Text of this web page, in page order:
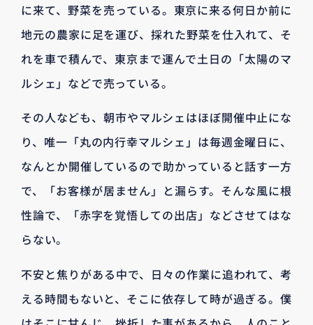
に来て、野菜を売っている。東京に来る何日か前に
地元の農家に足を運び、採れた野菜を仕入れて、そ
れを車で積んで、東京まで運んで土日の「太陽のマ
ルシェ」などで売っている。
その人なども、朝市やマルシェはほぼ開催中止にな
り、唯一「丸の内行幸マルシェ」は毎週金曜日に、
なんとか開催しているので助かっていると話す一方
で、「お客様が居ません」と漏らす。そんな風に根
性論で、「赤字を覚悟しての出店」などさせてはな
らない。
不安と焦りがある中で、日々の作業に追われて、考
える時間もないと、そこに依存して時が過ぎる。僕